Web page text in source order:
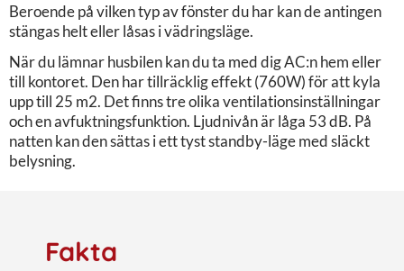
Beroende på vilken typ av fönster du har kan de antingen
stängas helt eller låsas i vädringsläge.
När du lämnar husbilen kan du ta med dig AC:n hem eller
till kontoret. Den har tillräcklig effekt (760W) för att kyla
upp till 25 m2. Det finns tre olika ventilationsinställningar
och en avfuktningsfunktion. Ljudnivån är låga 53 dB. På
natten kan den sättas i ett tyst standby-läge med släckt
belysning.
Fakta